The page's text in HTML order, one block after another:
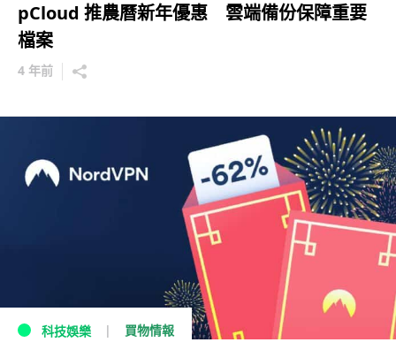
pCloud 推農曆新年優惠 雲端備份保障重要
檔案
4 年前
科技娛樂 買物情報